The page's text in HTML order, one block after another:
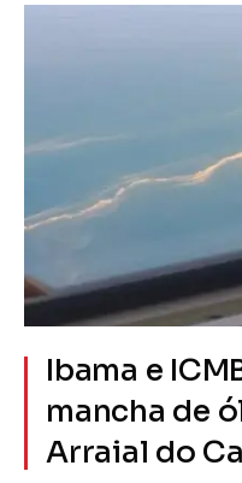
Ibama e
mancha de
Arraial do